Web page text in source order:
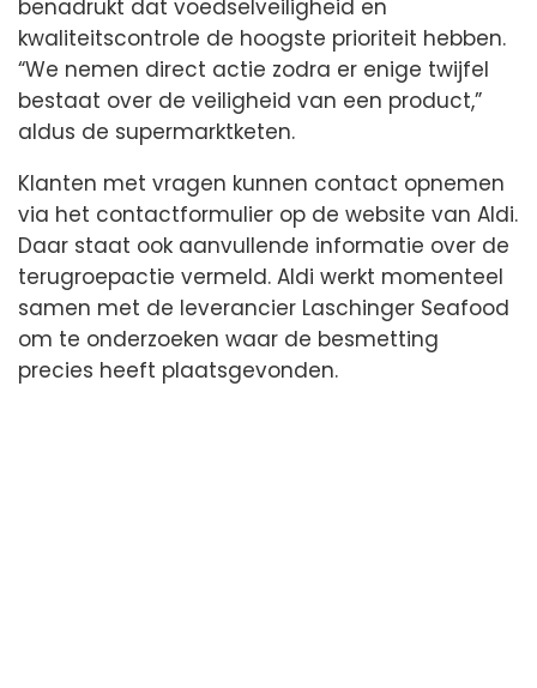
benadrukt dat voedselveiligheid en
kwaliteitscontrole de hoogste prioriteit hebben.
“We nemen direct actie zodra er enige twijfel
bestaat over de veiligheid van een product,”
aldus de supermarktketen.
Klanten met vragen kunnen contact opnemen
via het contactformulier op de website van Aldi.
Daar staat ook aanvullende informatie over de
terugroepactie vermeld. Aldi werkt momenteel
samen met de leverancier Laschinger Seafood
om te onderzoeken waar de besmetting
precies heeft plaatsgevonden.